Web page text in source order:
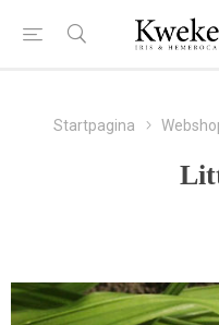
Startpagina